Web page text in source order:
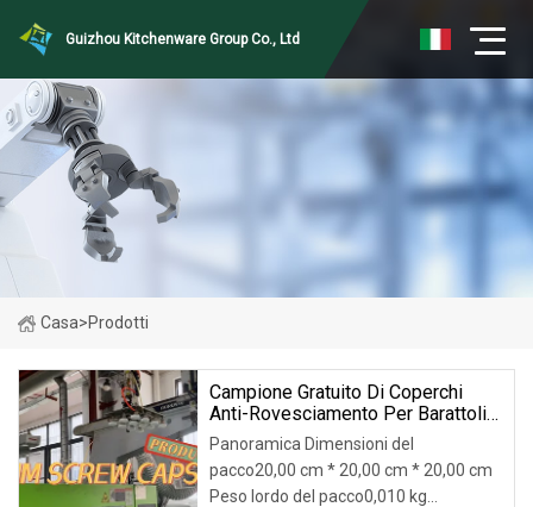
Guizhou Kitchenware Group Co., Ltd
Casa>Prodotti
Campione Gratuito Di Coperchi
Anti-Rovesciamento Per Barattoli
In Plastica PP Con Tappo A Vite
53/400
Panoramica Dimensioni del
pacco20,00 cm * 20,00 cm * 20,00 cm
Peso lordo del pacco0,010 kg